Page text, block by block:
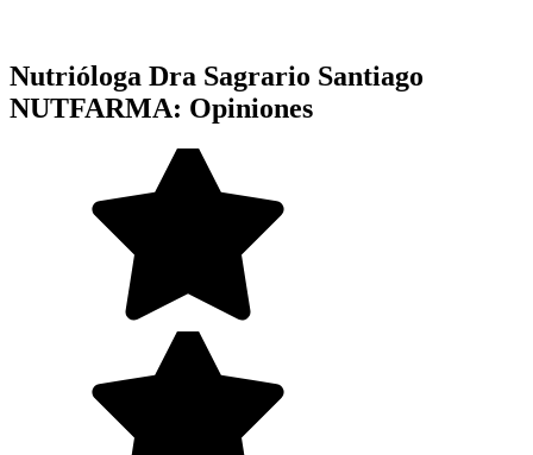
Nutrióloga Dra Sagrario Santiago
NUTFARMA: Opiniones